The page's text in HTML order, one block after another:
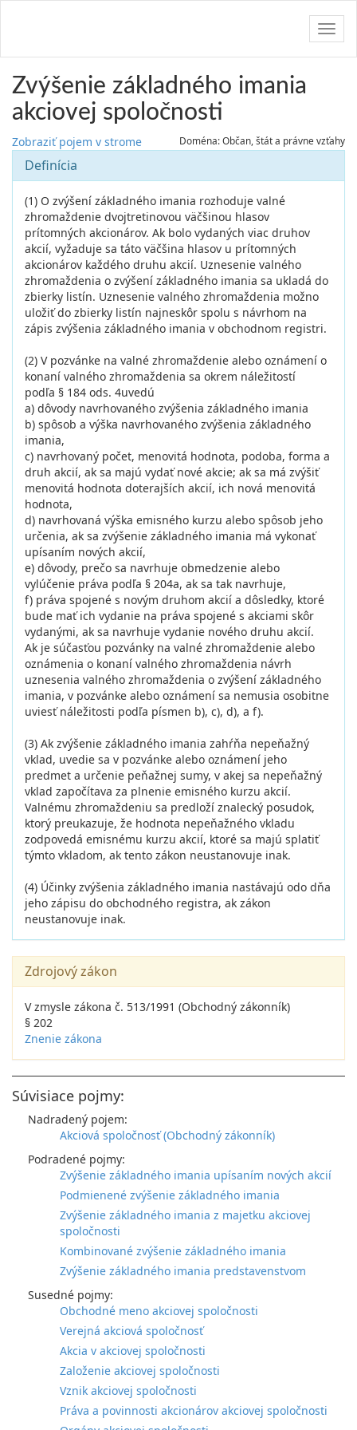
Zvýšenie základného imania
akciovej spoločnosti
Zobraziť pojem v strome Doména: Občan, štát a právne vzťahy
Definícia
(1) O zvýšení základného imania rozhoduje valné
zhromaždenie dvojtretinovou väčšinou hlasov
prítomných akcionárov. Ak bolo vydaných viac druhov
akcií, vyžaduje sa táto väčšina hlasov u prítomných
akcionárov každého druhu akcií. Uznesenie valného
zhromaždenia o zvýšení základného imania sa ukladá do
zbierky listín. Uznesenie valného zhromaždenia možno
uložiť do zbierky listín najneskôr spolu s návrhom na
zápis zvýšenia základného imania v obchodnom registri.
(2) V pozvánke na valné zhromaždenie alebo oznámení o
konaní valného zhromaždenia sa okrem náležitostí
podľa § 184 ods. 4uvedú
a) dôvody navrhovaného zvýšenia základného imania
b) spôsob a výška navrhovaného zvýšenia základného
imania,
c) navrhovaný počet, menovitá hodnota, podoba, forma a
druh akcií, ak sa majú vydať nové akcie; ak sa má zvýšiť
menovitá hodnota doterajších akcií, ich nová menovitá
hodnota,
d) navrhovaná výška emisného kurzu alebo spôsob jeho
určenia, ak sa zvýšenie základného imania má vykonať
upísaním nových akcií,
e) dôvody, prečo sa navrhuje obmedzenie alebo
vylúčenie práva podľa § 204a, ak sa tak navrhuje,
f) práva spojené s novým druhom akcií a dôsledky, ktoré
bude mať ich vydanie na práva spojené s akciami skôr
vydanými, ak sa navrhuje vydanie nového druhu akcií.
Ak je súčasťou pozvánky na valné zhromaždenie alebo
oznámenia o konaní valného zhromaždenia návrh
uznesenia valného zhromaždenia o zvýšení základného
imania, v pozvánke alebo oznámení sa nemusia osobitne
uviesť náležitosti podľa písmen b), c), d), a f).
(3) Ak zvýšenie základného imania zahŕňa nepeňažný
vklad, uvedie sa v pozvánke alebo oznámení jeho
predmet a určenie peňažnej sumy, v akej sa nepeňažný
vklad započítava za plnenie emisného kurzu akcií.
Valnému zhromaždeniu sa predloží znalecký posudok,
ktorý preukazuje, že hodnota nepeňažného vkladu
zodpovedá emisnému kurzu akcií, ktoré sa majú splatiť
týmto vkladom, ak tento zákon neustanovuje inak.
(4) Účinky zvýšenia základného imania nastávajú odo dňa
jeho zápisu do obchodného registra, ak zákon
neustanovuje inak.
Zdrojový zákon
V zmysle zákona č. 513/1991 (Obchodný zákonník)
§ 202
Znenie zákona
Súvisiace pojmy:
Nadradený pojem:
Akciová spoločnosť (Obchodný zákonník)
Podradené pojmy:
Zvýšenie základného imania upísaním nových akcií
Podmienené zvýšenie základného imania
Zvýšenie základného imania z majetku akciovej
spoločnosti
Kombinované zvýšenie základného imania
Zvýšenie základného imania predstavenstvom
Susedné pojmy:
Obchodné meno akciovej spoločnosti
Verejná akciová spoločnosť
Akcia v akciovej spoločnosti
Založenie akciovej spoločnosti
Vznik akciovej spoločnosti
Práva a povinnosti akcionárov akciovej spoločnosti